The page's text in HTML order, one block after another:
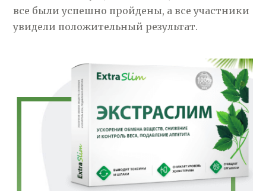
все были успешно пройдены, а все участники
увидели положительный результат.